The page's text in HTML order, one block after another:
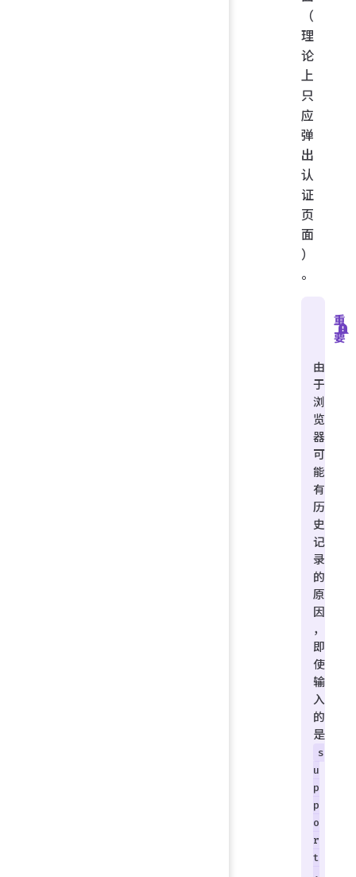
（
理
论
上
只
应
弹
出
认
证
页
面
）
。
重
要
由
于
浏
览
器
可
能
有
历
史
记
录
的
原
因
，
即
使
输
入
的
是
s
u
p
p
o
r
t